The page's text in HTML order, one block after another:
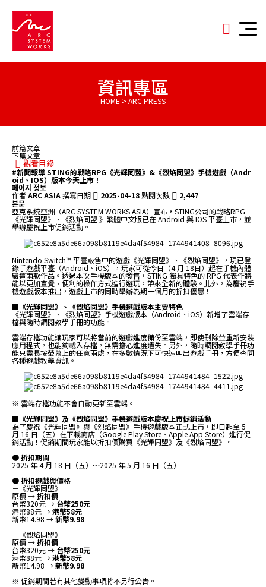
資訊專區
HOME > ARC PRESS
前篇文章
下篇文章
觀看目錄
#新聞報導STING的戰略RPG《光輝同盟》&《烈焰同盟》手機遊戲（Andr
oid、IOS）版本今天上市！
페이지 정보
作者ARC ASIA撰寫日期 2025-04-18點閱次數
2,447
본문
亞克系統亞洲（ARC SYSTEM WORKS ASIA）宣布，STING公司的戰略RPG
《光輝同盟》、《烈焰同盟 》繁體中文版已在 Android 與 IOS 平臺上市，並
舉辦慶祝上市促銷活動。
Nintendo Switch™ 平臺販售中的遊戲《光輝同盟》、《烈焰同盟》，現已登
錄手遊戲平臺（Android、iOS），玩家可從今日（4 月 18日）起在手機內體
驗這兩款作品。透過本次手機版本的發售，STING 獨具特色的 RPG 代表作將
能以更加直覺、便利的操作方式進行遊玩，帶來全新的體驗。此外，為慶祝手
機遊戲版本推出，遊戲上市的同時舉辦為期一個月的折扣優惠！
■《光輝同盟》、《烈焰同盟》手機遊戲版本主要特色
《光輝同盟》、《烈焰同盟》手機遊戲版本（Android、iOS）新增了雲端存
檔與隨時調閱教學手冊的功能。
雲端存檔功能讓玩家可以將當前的遊戲進度備份至雲端，即使刪除並重新安裝
應用程式，也能夠載入存檔，無需擔心進度遺失。另外，隨時調閱教學手冊功
能只需長按螢幕上的任意兩處，在多數情況下可快速叫出遊戲手冊，方便查閱
各種遊戲教學資訊。
※ 雲端存檔功能不會自動更新至雲端。
■《光輝同盟》及《烈焰同盟》手機遊戲版本慶祝上市促銷活動
為了慶祝《光輝同盟》與《烈焰同盟》手機遊戲版本正式上市，即日起至 5
月 16 日（五）在下載商店（Google Play Store、Apple App Store）進行促
銷活動！促銷期間玩家能以折扣價購買《光輝同盟》及《烈焰同盟》。
● 折扣期間
2025 年 4 月 18 日（五）～2025 年 5 月 16 日（五）
● 折扣遊戲與價格
－《光輝同盟》
原價 →折扣價
台幣320元 → 台幣250元
港幣88元 →港幣58元
新幣14.98 →新幣9.98
－《烈焰同盟》
原價 →折扣價
台幣320元 → 台幣250元
港幣88元 →港幣58元
新幣14.98 →新幣9.98
※ 促銷期間若有其他變動事項將不另行公告。